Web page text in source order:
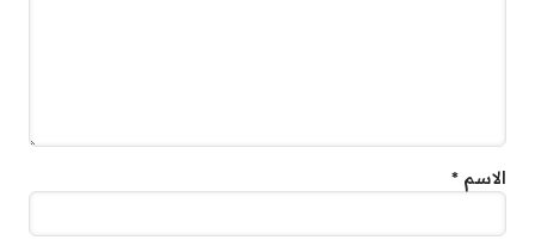
الاسم *